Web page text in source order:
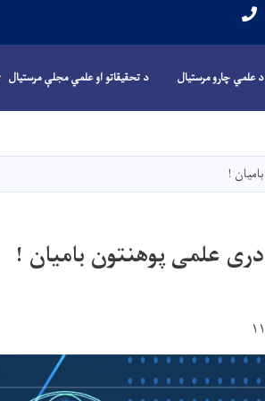
د علمي چارو مرستيال د تحقیقاتو او علمي مجلې مرستیال
!
علمی پوهنتون بامیان !